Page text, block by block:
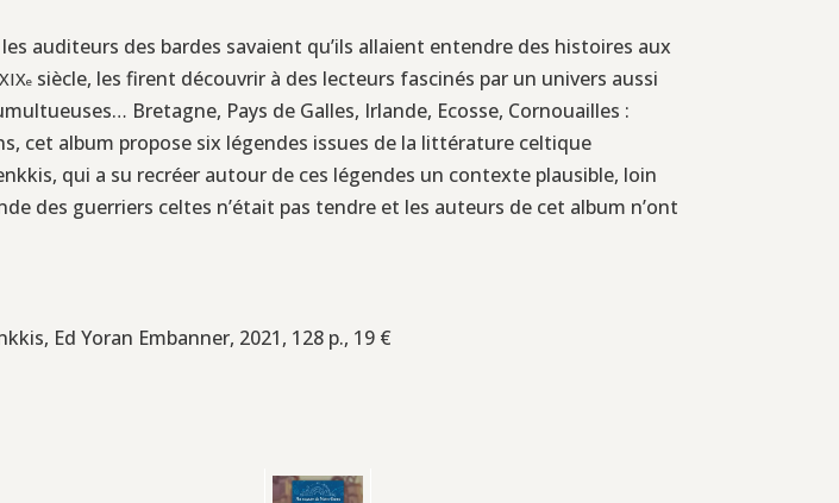
auditeurs des bardes savaient qu’ils allaient entendre des histoires aux
XIXe siècle, les firent découvrir à des lecteurs fascinés par un univers aussi
Bretagne, Pays de Galles, Irlande, Ecosse, Cornouailles :
cet album propose six légendes issues de la littérature celtique
qui a su recréer autour de ces légendes un contexte plausible, loin
des guerriers celtes n’était pas tendre et les auteurs de cet album n’ont
Ed Yoran Embanner, 2021, 128 p., 19 €